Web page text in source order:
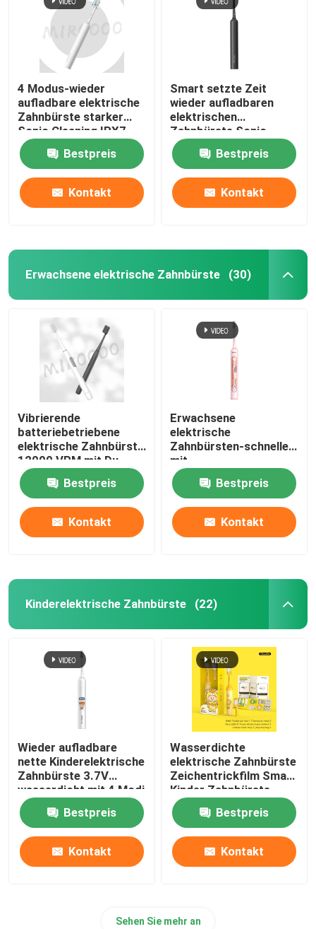
4 Modus-wieder
aufladbare elektrische
Zahnbürste starker
Sonic Cleaning IPX7
wasserdicht
Bestpreis
Kontakt
Smart setzte Zeit
wieder aufladbaren
elektrischen
Zahnbürste Sonic
Wireless Charging
Waterproofs fest
Bestpreis
Kontakt
Erwachsene elektrische Zahnbürste (30)
Vibrierende
batteriebetriebene
elektrische Zahnbürste
12000 VPM mit Du
Pont Borsten
Bestpreis
Kontakt
Erwachsene
elektrische
Zahnbürsten-schnelle
mit
Ultraschallaufladung
wasserdicht mit 4 Modi
Bestpreis
Kontakt
Kinderelektrische Zahnbürste (22)
Wieder aufladbare
nette Kinderelektrische
Zahnbürste 3.7V
wasserdicht mit 4 Modi
Bestpreis
Kontakt
Wasserdichte
elektrische Zahnbürste
Zeichentrickfilm Smart
Kinder Zahnbürste
Automatische
ZahnbürsteBestpreis
Kontakt
Sehen Sie mehr an